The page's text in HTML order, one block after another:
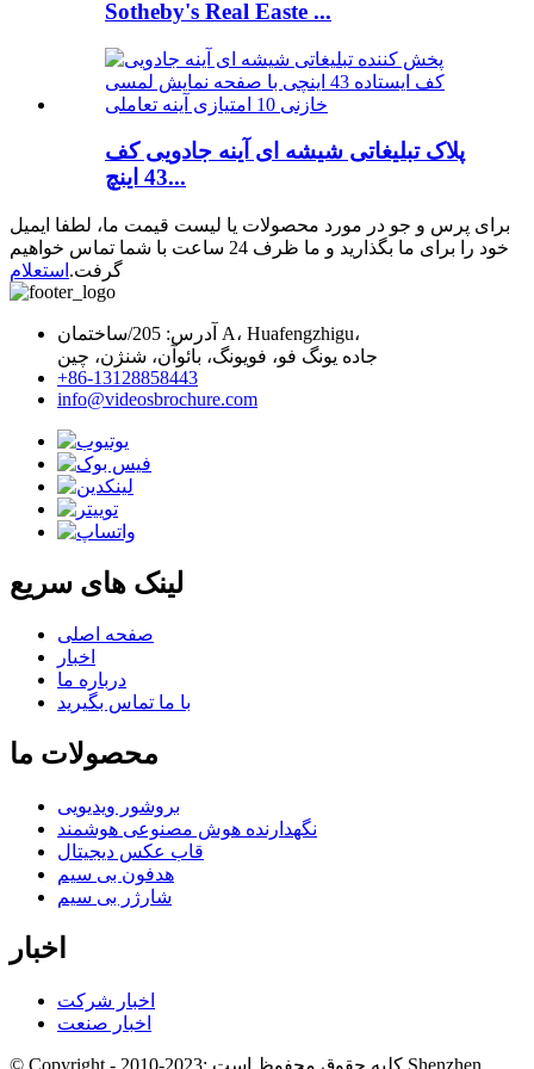
Sotheby's Real Easte ...
پلاک تبلیغاتی شیشه ای آینه جادویی کف
43 اینچ...
برای پرس و جو در مورد محصولات یا لیست قیمت ما، لطفا ایمیل
خود را برای ما بگذارید و ما ظرف 24 ساعت با شما تماس خواهیم
گرفت. استعلام
آدرس: 205/ساختمان A، Huafengzhigu،
جاده یونگ فو، فویونگ، بائوآن، شنژن، چین
+86-13128858443
info@videosbrochure.com
لینک های سریع
صفحه اصلی
اخبار
درباره ما
با ما تماس بگیرید
محصولات ما
بروشور ویدیویی
نگهدارنده هوش مصنوعی هوشمند
قاب عکس دیجیتال
هدفون بی سیم
شارژر بی سیم
اخبار
اخبار شرکت
اخبار صنعت
© Copyright - 2010-2023: کلیه حقوق محفوظ است.Shenzhen